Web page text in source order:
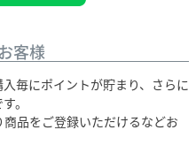
客様
毎にポイントが貯まり、さらに
。
品をご登録いただけるなどお